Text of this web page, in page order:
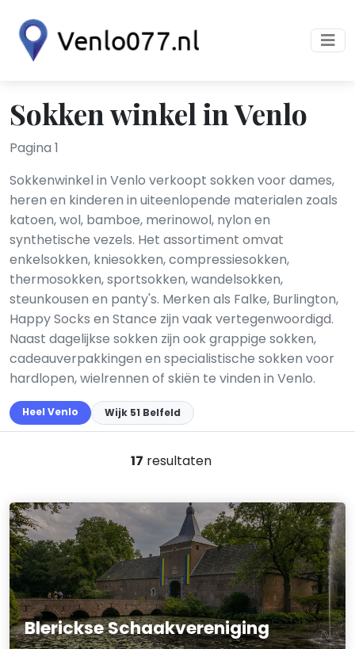
Sokken winkel in Venlo
Pagina 1
Sokkenwinkel in Venlo verkoopt sokken voor dames,
heren en kinderen in uiteenlopende materialen zoals
katoen, wol, bamboe, merinowol, nylon en
synthetische vezels. Het assortiment omvat
enkelsokken, kniesokken, compressiesokken,
thermosokken, sportsokken, wandelsokken,
steunkousen en panty's. Merken als Falke, Burlington,
Happy Socks en Stance zijn vaak vertegenwoordigd.
Naast dagelijkse sokken zijn ook grappige sokken,
cadeauverpakkingen en specialistische sokken voor
hardlopen, wielrennen of skiën te vinden in Venlo.
Heel Venlo Wijk 51 Belfeld
17 resultaten
Blerickse Schaakvereniging